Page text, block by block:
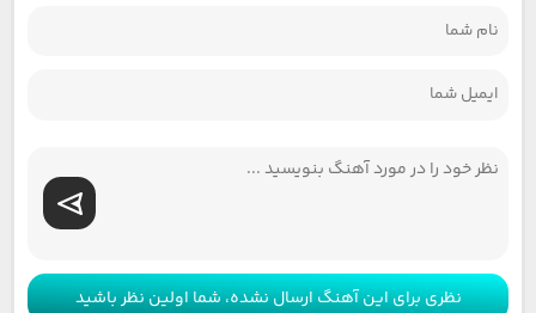
نظری برای این آهنگ ارسال نشده، شما اولین نظر باشید